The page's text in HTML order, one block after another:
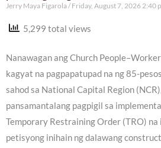
Jerry Maya Figarola Friday, August 7, 2026 2:40
5,299 total views
Nanawagan ang Church
kagyat na pagpapatupad na ng 85-
sahod sa National Capital Region
pansamantalang pagpigil sa
Temporary Restraining Order (TRO) na
petisyong inihain ng dalawang